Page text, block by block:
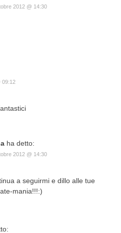
2012 @ 14:30
09:12
ha detto:
2012 @ 14:30
a seguirmi e dillo alle tue
mania!!!:)